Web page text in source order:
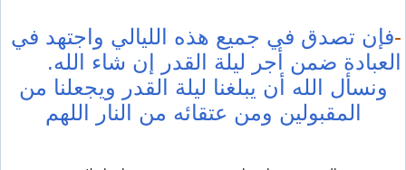
-فإن تصدق في جميع هذه الليالي واجتهد في
العبادة ضمن أجر ليلة القدر إن شاء الله.
ونسأل الله أن يبلغنا ليلة القدر ويجعلنا من
المقبولين ومن عتقائه من النار اللهم